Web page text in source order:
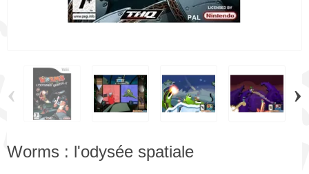
‹ ›
Worms : l'odysée spatiale